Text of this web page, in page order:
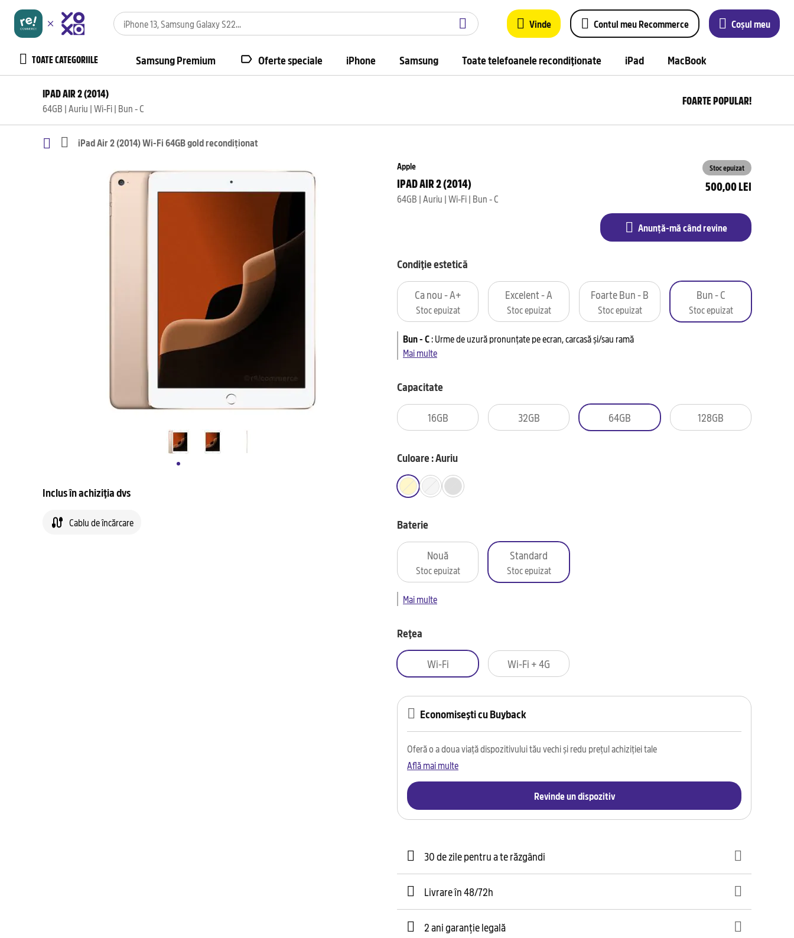
Vinde Contul meu Recommerce Coșul meu
TOATE CATEGORIILE Samsung Premium Oferte speciale iPhone Samsung Toate telefoanele recondiționate iPad MacBook
IPAD AIR 2 (2014)
64GB | Auriu | Wi-Fi | Bun - C
FOARTE POPULAR!
iPad Air 2 (2014) Wi-Fi 64GB gold recondiționat
Apple
IPAD AIR 2 (2014)
64GB | Auriu | Wi-Fi | Bun - C
Stoc epuizat
Inclus în achiziția dvs
Cablu de încărcare
500,00 LEI
Anunță-mă când revine
Condiție estetică
Ca nou - A+
Stoc epuizat
Excelent - A
Stoc epuizat
Foarte Bun - B
Stoc epuizat
Bun - C
Stoc epuizat
Bun - C:Urme de uzură pronunțate pe ecran, carcasă și/sau ramă
Mai multe
Capacitate
16GB 32GB 64GB 128GB
Culoare : Auriu
Baterie
Nouă
Stoc epuizat
Standard
Stoc epuizat
Mai multe
Rețea
Wi-Fi Wi-Fi + 4G
Economisești cu Buyback
Oferă o a doua viață dispozitivului tău vechi și redu prețul achiziției tale
Află mai multe
Revinde un dispozitiv
30 de zile pentru a te răzgândi
Livrare în 48/72h
2 ani garanție legală